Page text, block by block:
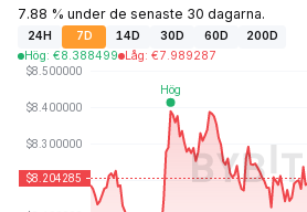
7.88 % under de senaste 30 dagarna.
24H 7D 14D 30D 60D
200D
Hög: €8.388499 Låg: €7.989287